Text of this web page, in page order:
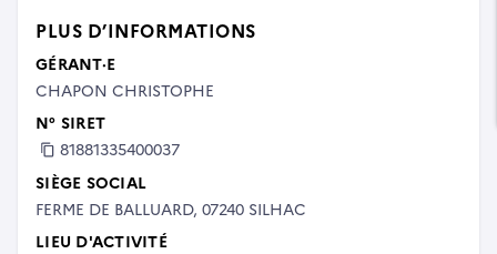
PLUS D’INFORMATIONS
GÉRANT·E
CHAPON CHRISTOPHE
N° SIRET
81881335400037
SIÈGE SOCIAL
FERME DE BALLUARD, 07240 SILHAC
LIEU D'ACTIVITÉ